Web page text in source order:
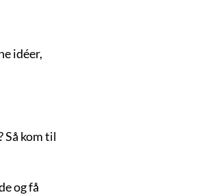
idéer,
Så kom til
og få